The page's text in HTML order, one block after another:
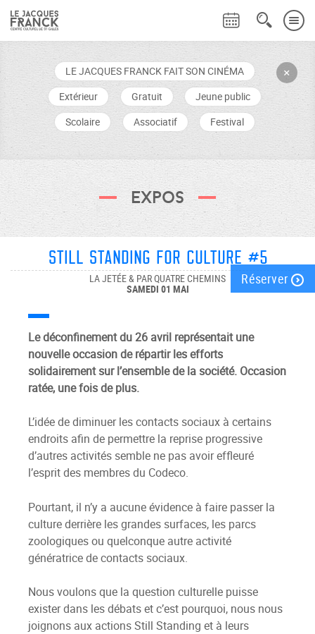
+
LE JACQUES FRANCK FAIT SON CINÉMA
Extérieur
Gratuit
Jeune public
Scolaire
Associatif Festival
Expos
Still Standing For Culture #5
LA JETÉE & PAR QUATRE CHEMINS
SAMEDI 01 MAI
Réserver
Le déconfinement du 26 avril représentait une
nouvelle occasion de répartir les efforts
solidairement sur l’ensemble de la société. Occasion
ratée, une fois de plus.
L’idée de diminuer les contacts sociaux à certains
endroits afin de permettre la reprise progressive
d’autres activités semble ne pas avoir effleuré
l’esprit des membres du Codeco.
Pourtant, il n’y a aucune évidence à faire passer la
culture derrière les grandes surfaces, les parcs
zoologiques ou quelconque autre activité
génératrice de contacts sociaux.
Nous voulons que la question culturelle puisse
exister dans les débats et c’est pourquoi, nous nous
joignons aux actions Still Standing et à leurs